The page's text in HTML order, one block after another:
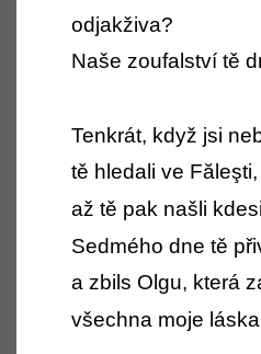
odjakživa?
Naše zoufalství tě
Tenkrát, když jsi
tě hledali ve
až tě pak našli
Sedmého dne tě
a zbils Olgu, která
všechna moje